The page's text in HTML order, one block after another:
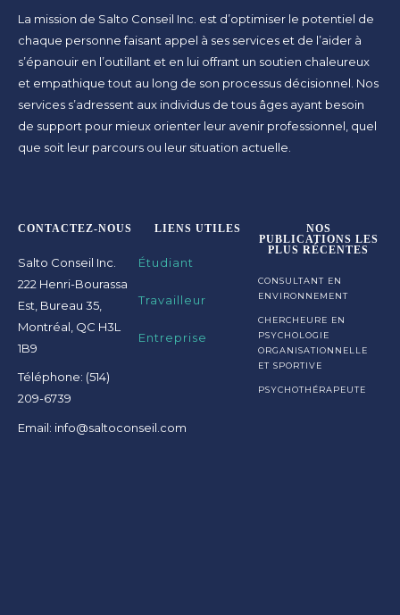
La mission de Salto Conseil Inc. est d’optimiser le potentiel de
chaque personne faisant appel à ses services et de l’aider à
s’épanouir en l’outillant et en lui offrant un soutien chaleureux
et empathique tout au long de son processus décisionnel. Nos
services s’adressent aux individus de tous âges ayant besoin
de support pour mieux orienter leur avenir professionnel, quel
que soit leur parcours ou leur situation actuelle.
CONTACTEZ-NOUS
Salto Conseil Inc.
222 Henri-Bourassa
Est, Bureau 35,
Montréal, QC H3L
1B9
Téléphone: (514)
209-6739
Email: info@saltoconseil.com
LIENS UTILES
Étudiant
Travailleur
Entreprise
NOS
PUBLICATIONS LES
PLUS RÉCENTES
CONSULTANT EN
ENVIRONNEMENT
CHERCHEURE EN
PSYCHOLOGIE
ORGANISATIONNELLE
ET SPORTIVE
PSYCHOTHÉRAPEUTE